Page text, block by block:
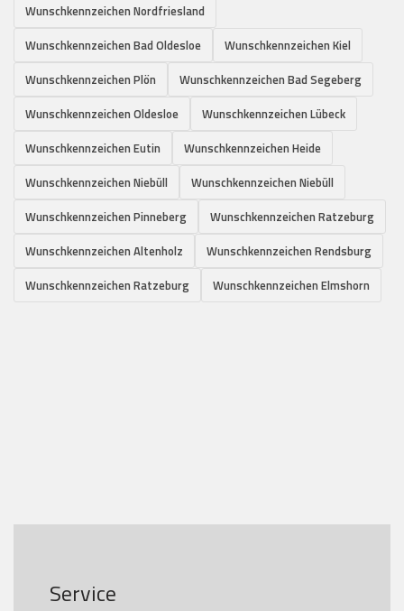
Wunschkennzeichen Nordfriesland
Wunschkennzeichen Bad Oldesloe
Wunschkennzeichen Kiel
Wunschkennzeichen Plön
Wunschkennzeichen Bad Segeberg
Wunschkennzeichen Oldesloe
Wunschkennzeichen Lübeck
Wunschkennzeichen Eutin
Wunschkennzeichen Heide
Wunschkennzeichen Niebüll
Wunschkennzeichen Niebüll
Wunschkennzeichen Pinneberg
Wunschkennzeichen Ratzeburg
Wunschkennzeichen Altenholz
Wunschkennzeichen Rendsburg
Wunschkennzeichen Ratzeburg
Wunschkennzeichen Elmshorn
Service